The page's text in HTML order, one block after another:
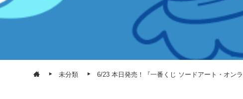
未分類 6/23 本日発売！『一番くじ ソードアート・オン